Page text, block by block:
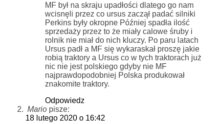
MF był na skraju upadłości dlatego go nam
wcisnęli przez co ursus zaczął padać silniki
Perkins były okropne Później spadła ilość
sprzedaży przez to że miały calowe śruby i
rolnik nie miał do nich kluczy. Po paru latach
Ursus padł a MF się wykaraskał proszę jakie
robią traktory a Ursus co w tych traktorach już
nic nie jest polskiego gdyby nie MF
najprawdopodobniej Polska produkował
znakomite traktory.
Odpowiedz
Mario pisze:
18 lutego 2020 o 16:42